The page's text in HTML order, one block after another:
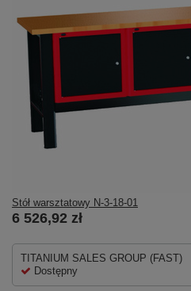
Stół warsztatowy N-3-18-01
6 526,92 zł
TITANIUM SALES GROUP (FAST)
Dostępny